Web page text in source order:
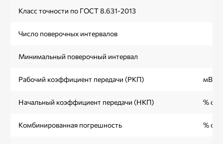
Класс точности по ГОСТ 8.631-2013
Число поверочных интервалов
Минимальный поверочный интервал
Рабочий коэффициент передачи (РКП) мВ/В
Начальный коэффициент передачи (НКП) % от
Комбинированная погрешность % от